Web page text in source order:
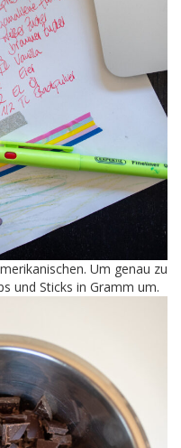
Um genau zu
und Sticks in Gramm um.